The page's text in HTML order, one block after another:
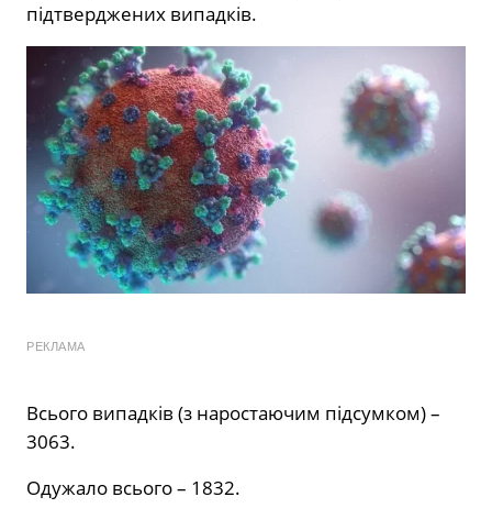
підтверджених випадків.
РЕКЛАМА
Всього випадків (з наростаючим підсумком) –
3063.
Одужало всього – 1832.